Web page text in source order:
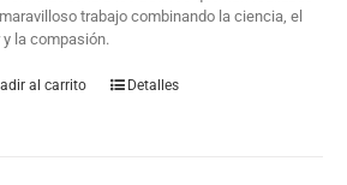
trabajo combinando la ciencia, el
y la compasión.
al carrito Detalles